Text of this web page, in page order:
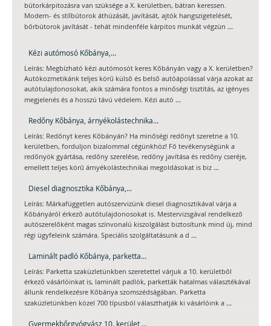
bútorkárpitozásra van szüksége a X. kerületben, bátran keressen.
Modern- és stílbútorok áthúzását, javítását, ajtók hangszigetelését,
bőrbútorok javítását - tehát mindenféle kárpitos munkát végzün ...
Kézi autómosó Kőbánya,...
Leírás: Megbízható kézi autómosót keres Kőbányán vagy a X. kerületben?
Autókozmetikánk teljes körű külső és belső autóápolással várja azokat az
autótulajdonosokat, akik számára fontos a minőségi tisztítás, az igényes
megjelenés és a hosszú távú védelem. Kézi autó ...
Redőny Kőbánya, árnyékolástechnika...
Leírás: Redőnyt keres Kőbányán? Ha minőségi redőnyt szeretne a 10.
kerületben, forduljon bizalommal cégünkhöz! Fő tevékenységünk a
redőnyök gyártása, redőny szerelése, redőny javítása és redőny cseréje,
emellett teljes körű árnyékolástechnikai megoldásokat is biz ...
Diesel diagnosztika Kőbánya,...
Leírás: Márkafüggetlen autószervizünk diesel diagnosztikával várja a
Kőbányáról érkező autótulajdonosokat is. Mestervizsgával rendelkező
autószerelőként magas színvonalú kiszolgálást biztosítunk mind új, mind
régi ügyfeleink számára. Speciális szolgáltatásunk a d ...
Laminált padló Kőbánya, parketta...
Leírás: Parketta szaküzletünkben szeretettel várjuk a 10. kerületből
érkező vásárlóinkat is, laminált padlók, parketták hatalmas választékával
állunk rendelkezésre Kőbánya szomszédságában. Parketta
szaküzletünkben közel 700 típusból választhatják ki vásárlóink a ...
Gyermekbőrgyógyász 10. kerület,...